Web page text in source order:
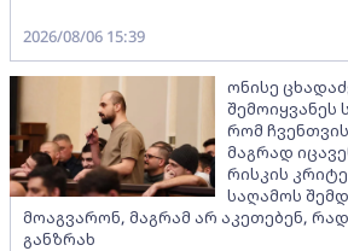
2026/08/06 15:39
ონისე
შემოიყვანეს
რომ
მაგრად
რისკის
საღამოს
მოაგვარონ, მაგრამ არ აკეთებენ,
განზრახ